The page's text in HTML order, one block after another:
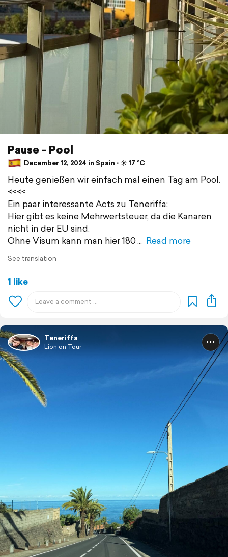
Pause - Pool
December 12, 2024 in Spain ⋅ ☀️ 17 °C
Heute genießen wir einfach mal einen Tag am Pool.
<<<<
Ein paar interessante Acts zu Teneriffa:
Hier gibt es keine Mehrwertsteuer, da die Kanaren
nicht in der EU sind.
Ohne Visum kann man hier 180
Read more
See translation
1 like
Teneriffa
Lion on Tour